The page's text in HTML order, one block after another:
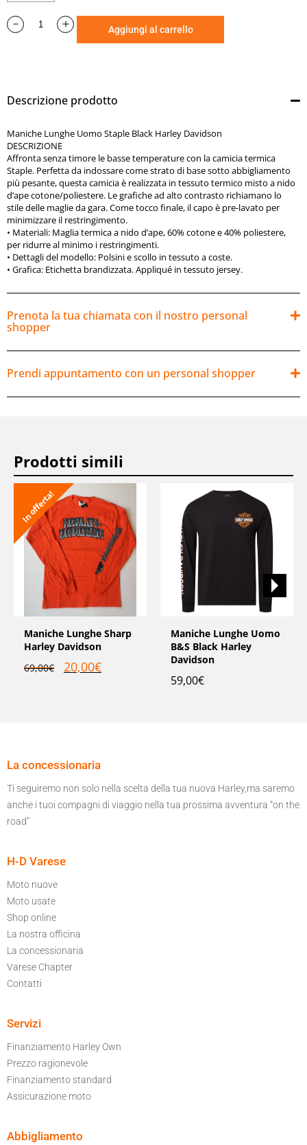
Aggiungi al carrello
Descrizione prodotto
Maniche Lunghe Uomo Staple Black Harley Davidson
DESCRIZIONE
Affronta senza timore le basse temperature con la camicia termica
Staple. Perfetta da indossare come strato di base sotto abbigliamento
più pesante, questa camicia è realizzata in tessuto termico misto a nido
d’ape cotone/poliestere. Le grafiche ad alto contrasto richiamano lo
stile delle maglie da gara. Come tocco finale, il capo è pre-lavato per
minimizzare il restringimento.
• Materiali: Maglia termica a nido d’ape, 60% cotone e 40% poliestere,
per ridurre al minimo i restringimenti.
• Dettagli del modello: Polsini e scollo in tessuto a coste.
• Grafica: Etichetta brandizzata. Appliqué in tessuto jersey.
Prenota la tua chiamata con il nostro personal
shopper
Prendi appuntamento con un personal shopper
Prodotti simili
Maniche Lunghe Sharp
Harley Davidson
69,00€ 20,00€
In offerta!
Maniche Lunghe Uomo
B&S Black Harley
Davidson
59,00€
La concessionaria
Ti seguiremo non solo nella scelta della tua nuova Harley,ma saremo
anche i tuoi compagni di viaggio nella tua prossima avventura “on the
road”
H-D Varese
Moto nuove
Moto usate
Shop online
La nostra officina
La concessionaria
Varese Chapter
Contatti
Servizi
Finanziamento Harley Own
Prezzo ragionevole
Finanziamento standard
Assicurazione moto
Abbigliamento